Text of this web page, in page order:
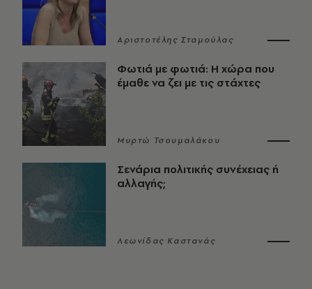
Αριστοτέλης Σταμούλας
Φωτιά με φωτιά: Η χώρα που
έμαθε να ζει με τις στάχτες
Μυρτώ Τσουμαλάκου
Σενάρια πολιτικής συνέχειας ή
αλλαγής;
Λεωνίδας Καστανάς